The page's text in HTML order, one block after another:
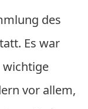
des
Es war
wichtige
vor allem,